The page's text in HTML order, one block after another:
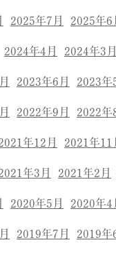
2025年7月 2025年6
2024年4月 2024年3月
2023年6月 2023年
2022年9月 2022年
年12月 2021年11
年3月 2021年2月
2020年5月 2020年4
2019年7月 2019年